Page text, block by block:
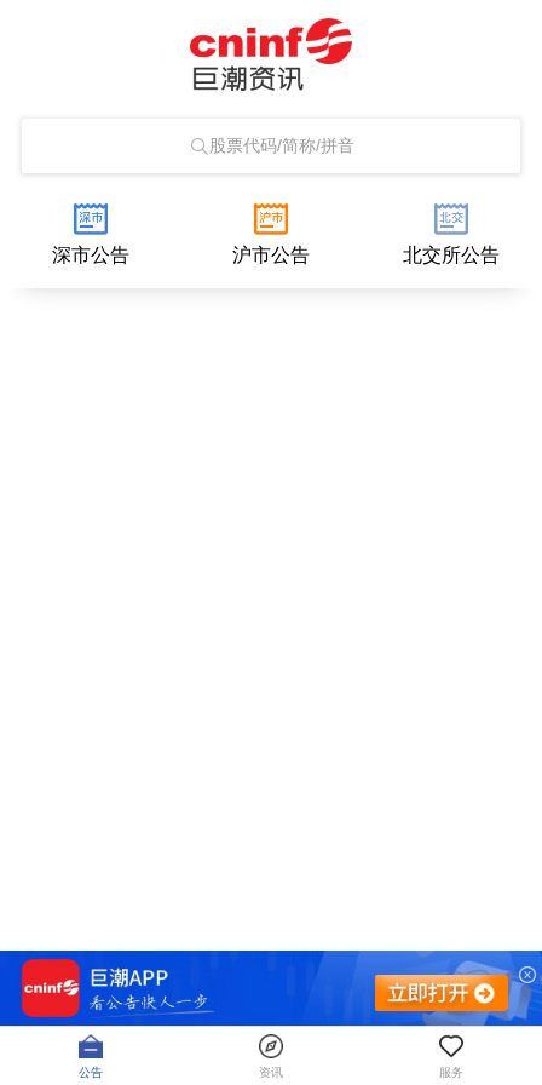
股票代码/简称/拼音
深市公告 沪市公告 北交所公告
公告 资讯 服务